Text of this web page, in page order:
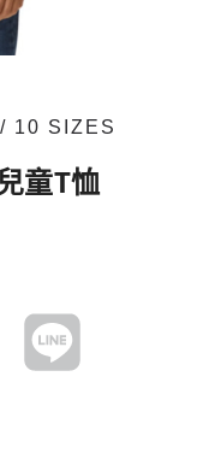
10 SIZES
童T恤